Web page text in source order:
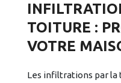
TOITURE :
VOTRE
Les infiltrations par la